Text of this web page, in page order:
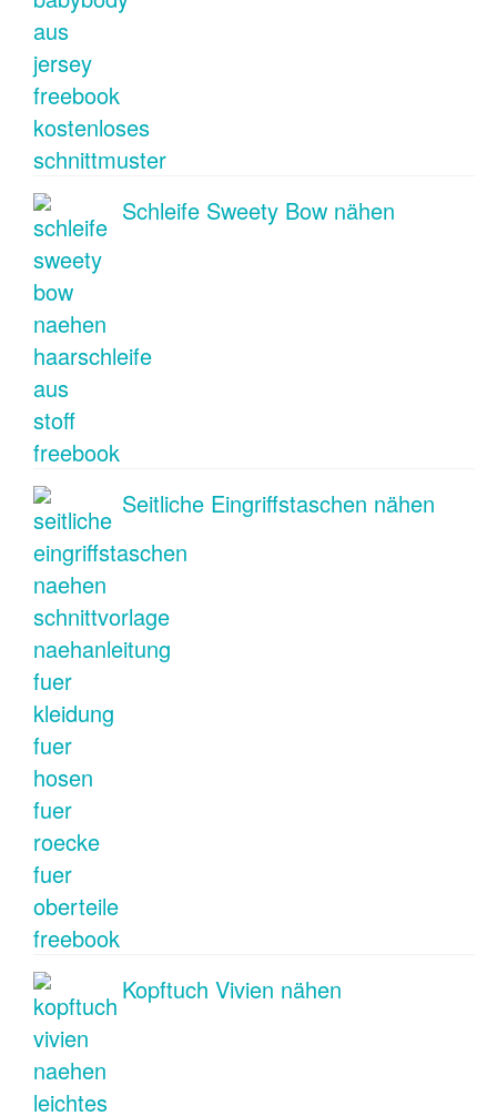
Schleife Sweety Bow nähen
Seitliche Eingriffstaschen nähen
Kopftuch Vivien nähen